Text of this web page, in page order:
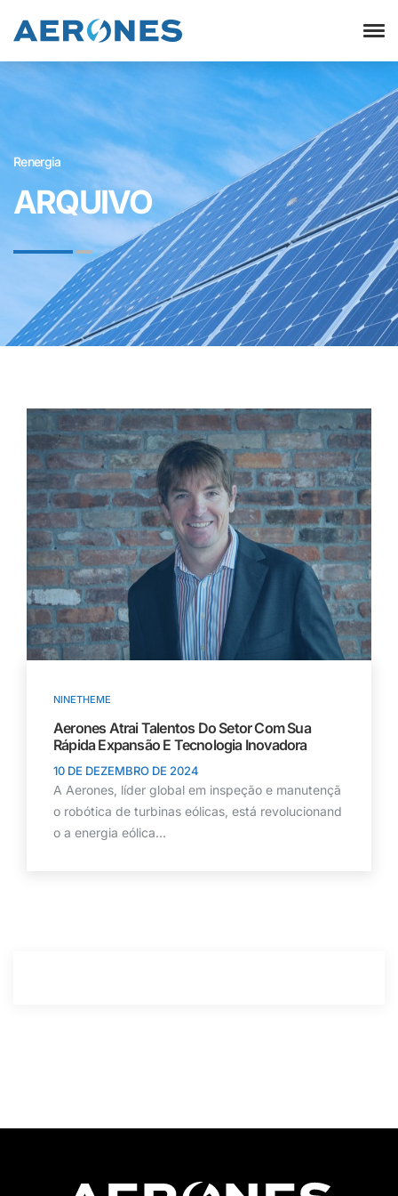
Renergia
ARQUIVO
NINETHEME
Aerones Atrai Talentos Do Setor Com Sua
Rápida Expansão E Tecnologia Inovadora
10 DE DEZEMBRO DE 2024
A Aerones, líder global em inspeção e manutençã
o robótica de turbinas eólicas, está revolucionand
o a energia eólica...